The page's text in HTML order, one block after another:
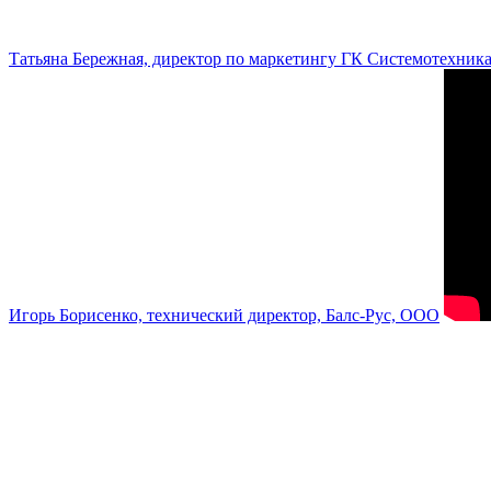
Татьяна Бережная, директор по маркетингу ГК Системотехника
Игорь Борисенко, технический директор, Балс-Рус, ООО